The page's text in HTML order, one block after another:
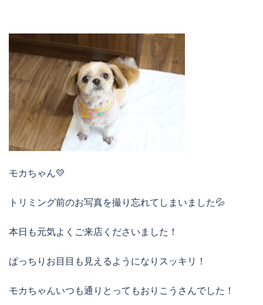
モカちゃん💛
トリミング前のお写真を撮り忘れてしまいました💦
本日も元気よくご来店くださいました！
ぱっちりお目目も見えるようになりスッキリ！
モカちゃんいつも通りとってもおりこうさんでした！